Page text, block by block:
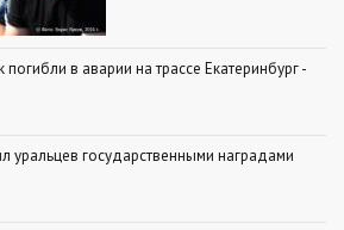
погибли в аварии на трассе Екатеринбург -
уральцев государственными наградами